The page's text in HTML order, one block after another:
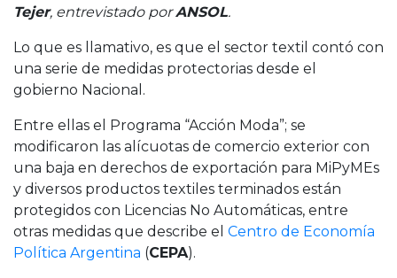
Tejer, entrevistado porANSOL.
Lo que es llamativo, es que el sector textil contó con
una serie de medidas protectorias desde el
gobierno Nacional.
Entre ellas el Programa “Acción Moda”; se
modificaron las alícuotas de comercio exterior con
una baja en derechos de exportación para MiPyMEs
y diversos productos textiles terminados están
protegidos con Licencias No Automáticas, entre
otras medidas que describe el Centro de Economía
Política Argentina (CEPA).